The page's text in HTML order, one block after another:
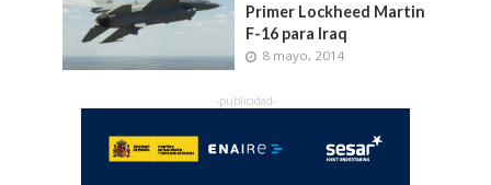
Primer Lockheed Martin
F-16 para Iraq
8 mayo, 2014